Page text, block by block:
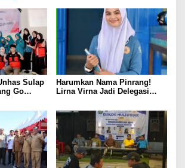
Sulap
Go
Harumkan Nama Pinrang!
Lirna Virna Jadi Delegasi
Indonesia 2026